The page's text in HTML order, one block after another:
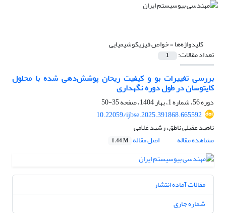
کلیدواژه‌ها =خواص فیزیکوشیمیایی
تعداد مقالات: 1
بررسی تغییرات بو و کیفیت ریحان پوشش‌دهی شده با محلول
کایتوسان در طول دوره نگهداری
دوره 56، شماره 1، بهار 1404، صفحه
35-50
10.22059/ijbse.2025.391868.665592
ناهید عقیلی ناطق، رشید غلامی
مشاهده مقاله
اصل مقاله 1.44 M
مقالات آماده انتشار
شماره جاری